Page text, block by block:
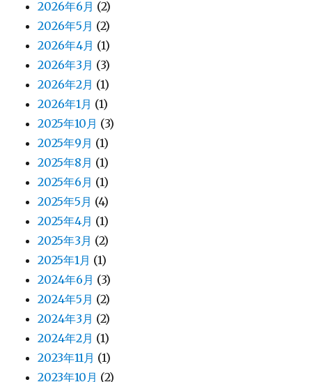
2026年6月 (2)
2026年5月 (2)
2026年4月 (1)
2026年3月 (3)
2026年2月 (1)
2026年1月 (1)
2025年10月 (3)
2025年9月 (1)
2025年8月 (1)
2025年6月 (1)
2025年5月 (4)
2025年4月 (1)
2025年3月 (2)
2025年1月 (1)
2024年6月 (3)
2024年5月 (2)
2024年3月 (2)
2024年2月 (1)
2023年11月 (1)
2023年10月 (2)